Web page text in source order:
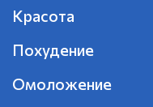
Красота
Похудение
Омоложение